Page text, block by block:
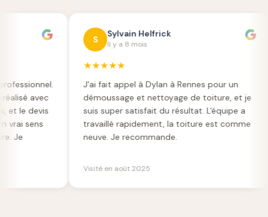
S
Sylvain Helfrick
Il y a 8 mois
J'ai fait appel à Dylan à Rennes pour un
démoussage et nettoyage de toiture, et je
suis super satisfait du résultat. L'équipe a
travaillé rapidement, la toiture est comme
neuve. Je recommande.
Visité en août 2025
B
Fuite et
malgré
preuve